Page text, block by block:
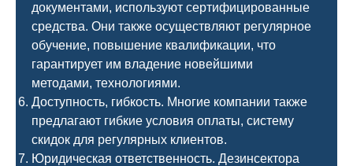
документами, используют сертифицированные
средства. Они также осуществляют регулярное
обучение, повышение квалификации, что
гарантирует им владение новейшими
методами, технологиями.
Доступность, гибкость. Многие компании также
предлагают гибкие условия оплаты, систему
скидок для регулярных клиентов.
Юридическая ответственность. Дезинсектора